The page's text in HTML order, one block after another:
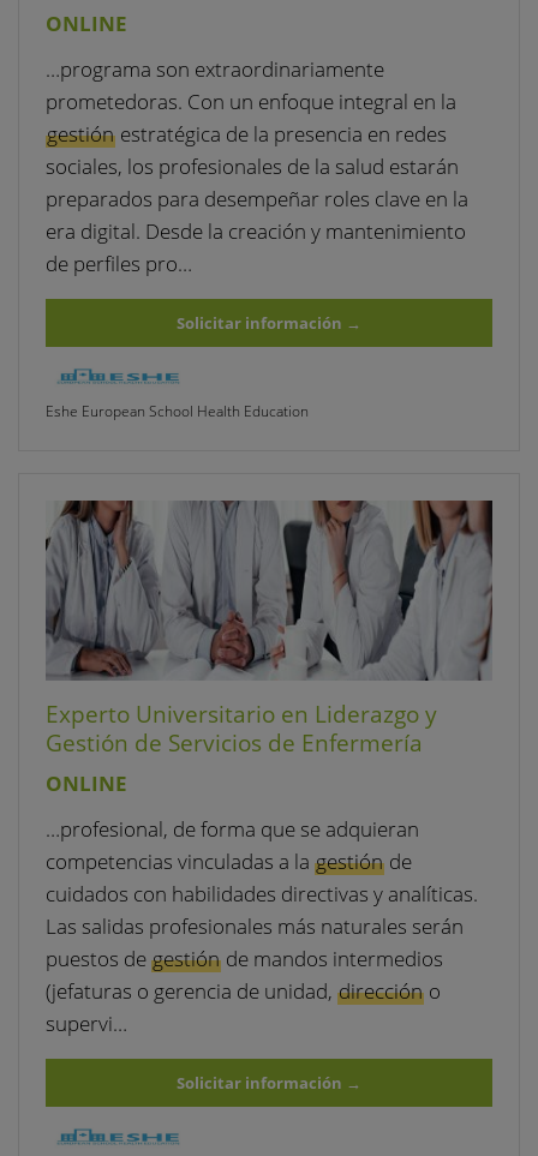
ONLINE
…programa son extraordinariamente
prometedoras. Con un enfoque integral en la
gestiónestratégica de la presencia en redes
sociales, los profesionales de la salud estarán
preparados para desempeñar roles clave en la
era digital. Desde la creación y mantenimiento
de perfiles pro…
Solicitar información →
Eshe European School Health Education
Experto Universitario en Liderazgo y
Gestión de Servicios de Enfermería
ONLINE
…profesional, de forma que se adquieran
competencias vinculadas a la gestiónde
cuidados con habilidades directivas y analíticas.
Las salidas profesionales más naturales serán
puestos de gestiónde mandos intermedios
(jefaturas o gerencia de unidad, direccióno
supervi…
Solicitar información →